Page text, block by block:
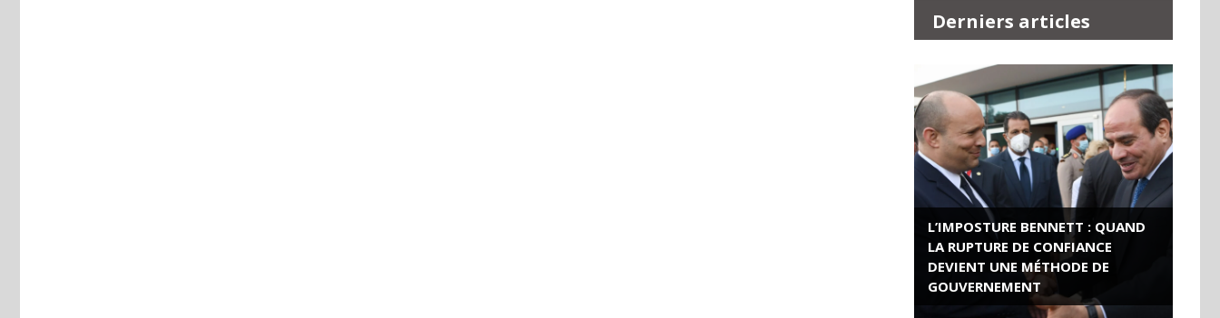
Derniers articles
L’IMPOSTURE BENNETT : QUAND
LA RUPTURE DE CONFIANCE
DEVIENT UNE MÉTHODE DE
GOUVERNEMENT